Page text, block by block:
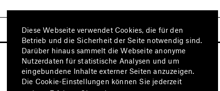
Diese Webseite verwendet Cookies, die für den
Betrieb und die Sicherheit der Seite notwendig sind.
Darüber hinaus sammelt die Webseite anonyme
Nutzerdaten für statistische Analysen und um
eingebundene Inhalte externer Seiten anzuzeigen.
Die Cookie-Einstellungen können Sie jederzeit